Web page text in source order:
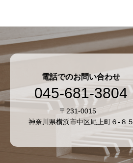
電話でのお問い合わせ
045-681-3804
〒231-0015
神奈川県横浜市中区尾上町６-８５